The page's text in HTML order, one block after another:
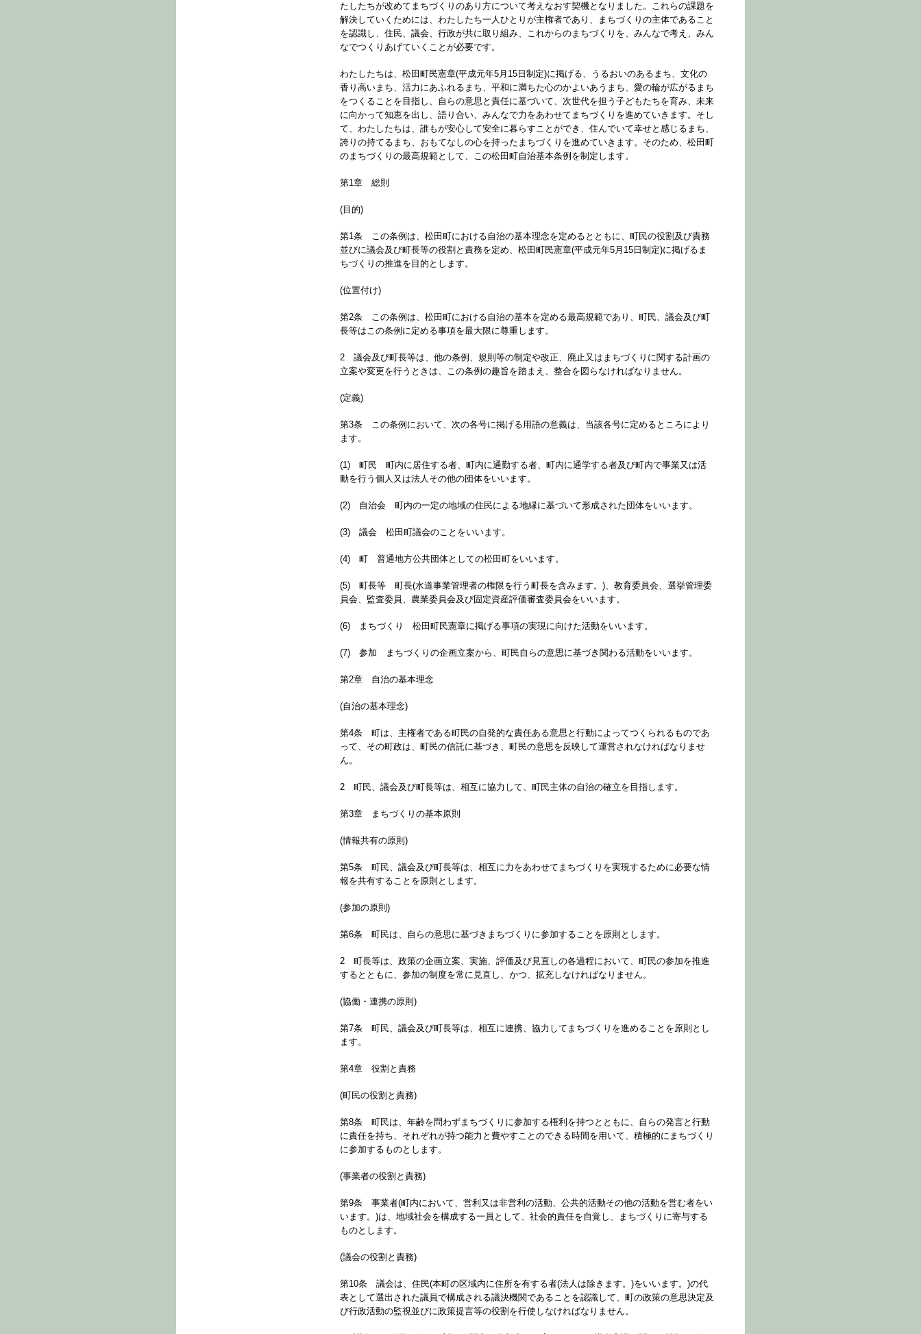
たしたちが改めてまちづくりのあり方について考えなおす契機となりました。これらの課題を
解決していくためには、わたしたち一人ひとりが主権者であり、まちづくりの主体であること
を認識し、住民、議会、行政が共に取り組み、これからのまちづくりを、みんなで考え、みん
なでつくりあげていくことが必要です。
わたしたちは、松田町民憲章(平成元年5月15日制定)に掲げる、うるおいのあるまち、文化の
香り高いまち、活力にあふれるまち、平和に満ちた心のかよいあうまち、愛の輪が広がるまち
をつくることを目指し、自らの意思と責任に基づいて、次世代を担う子どもたちを育み、未来
に向かって知恵を出し、語り合い、みんなで力をあわせてまちづくりを進めていきます。そし
て、わたしたちは、誰もが安心して安全に暮らすことができ、住んでいて幸せと感じるまち、
誇りの持てるまち、おもてなしの心を持ったまちづくりを進めていきます。そのため、松田町
のまちづくりの最高規範として、この松田町自治基本条例を制定します。
第1章 総則
(目的)
第1条 この条例は、松田町における自治の基本理念を定めるとともに、町民の役割及び責務
並びに議会及び町長等の役割と責務を定め、松田町民憲章(平成元年5月15日制定)に掲げるま
ちづくりの推進を目的とします。
(位置付け)
第2条 この条例は、松田町における自治の基本を定める最高規範であり、町民、議会及び町
長等はこの条例に定める事項を最大限に尊重します。
2 議会及び町長等は、他の条例、規則等の制定や改正、廃止又はまちづくりに関する計画の
立案や変更を行うときは、この条例の趣旨を踏まえ、整合を図らなければなりません。
(定義)
第3条 この条例において、次の各号に掲げる用語の意義は、当該各号に定めるところにより
ます。
(1) 町民 町内に居住する者、町内に通勤する者、町内に通学する者及び町内で事業又は活
動を行う個人又は法人その他の団体をいいます。
(2) 自治会 町内の一定の地域の住民による地縁に基づいて形成された団体をいいます。
(3) 議会 松田町議会のことをいいます。
(4) 町 普通地方公共団体としての松田町をいいます。
(5) 町長等 町長(水道事業管理者の権限を行う町長を含みます。)、教育委員会、選挙管理委
員会、監査委員、農業委員会及び固定資産評価審査委員会をいいます。
(6) まちづくり 松田町民憲章に掲げる事項の実現に向けた活動をいいます。
(7) 参加 まちづくりの企画立案から、町民自らの意思に基づき関わる活動をいいます。
第2章 自治の基本理念
(自治の基本理念)
第4条 町は、主権者である町民の自発的な責任ある意思と行動によってつくられるものであ
って、その町政は、町民の信託に基づき、町民の意思を反映して運営されなければなりませ
ん。
2 町民、議会及び町長等は、相互に協力して、町民主体の自治の確立を目指します。
第3章 まちづくりの基本原則
(情報共有の原則)
第5条 町民、議会及び町長等は、相互に力をあわせてまちづくりを実現するために必要な情
報を共有することを原則とします。
(参加の原則)
第6条 町民は、自らの意思に基づきまちづくりに参加することを原則とします。
2 町長等は、政策の企画立案、実施、評価及び見直しの各過程において、町民の参加を推進
するとともに、参加の制度を常に見直し、かつ、拡充しなければなりません。
(協働・連携の原則)
第7条 町民、議会及び町長等は、相互に連携、協力してまちづくりを進めることを原則とし
ます。
第4章 役割と責務
(町民の役割と責務)
第8条 町民は、年齢を問わずまちづくりに参加する権利を持つとともに、自らの発言と行動
に責任を持ち、それぞれが持つ能力と費やすことのできる時間を用いて、積極的にまちづくり
に参加するものとします。
(事業者の役割と責務)
第9条 事業者(町内において、営利又は非営利の活動、公共的活動その他の活動を営む者をい
います。)は、地域社会を構成する一員として、社会的責任を自覚し、まちづくりに寄与する
ものとします。
(議会の役割と責務)
第10条 議会は、住民(本町の区域内に住所を有する者(法人は除きます。)をいいます。)の代
表として選出された議員で構成される議決機関であることを認識して、町の政策の意思決定及
び行政活動の監視並びに政策提言等の役割を行使しなければなりません。